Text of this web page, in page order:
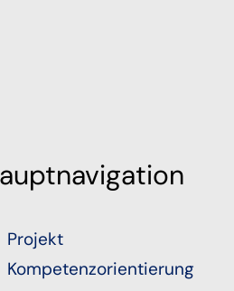
Projekt
Kompetenzorientierung